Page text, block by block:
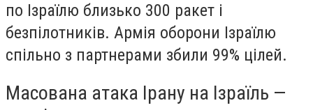
по Ізраїлю близько 300 ракет і
безпілотників. Армія оборони Ізраїлю
спільно з партнерами збили 99% цілей.
Масована атака Ірану на Ізраїль —